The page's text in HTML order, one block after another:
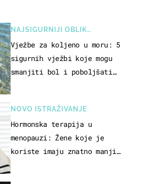
NAJSIGURNIJI OBLIK
REKREACIJE
Vježbe za koljeno u moru: 5
sigurnih vježbi koje mogu
smanjiti bol i poboljšati
NOVO ISTRAŽIVANJE
Hormonska terapija u
menopauzi: Žene koje je
koriste imaju znatno manji